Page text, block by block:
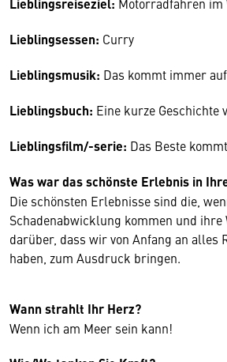
Lieblingsessen: Curry
Lieblingsmusik: Das kommt immer
Lieblingsbuch: Eine kurze Geschichte
Lieblingsfilm/-serie: Das Beste
Was war das schönste Erlebnis in
Die schönsten Erlebnisse sind die,
Schadenabwicklung kommen und ihre
darüber, dass wir von Anfang an alles
haben, zum Ausdruck bringen.
Wann strahlt Ihr Herz?
Wenn ich am Meer sein kann!